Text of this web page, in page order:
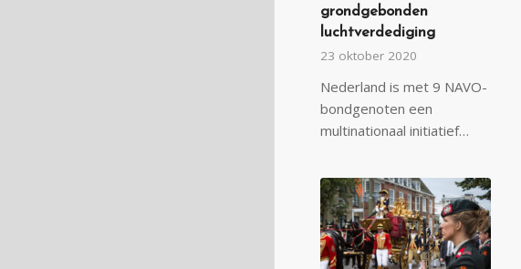
grondgebonden
luchtverdediging
23 oktober 2020
Nederland is met 9 NAVO-
bondgenoten een
multinationaal initiatief…